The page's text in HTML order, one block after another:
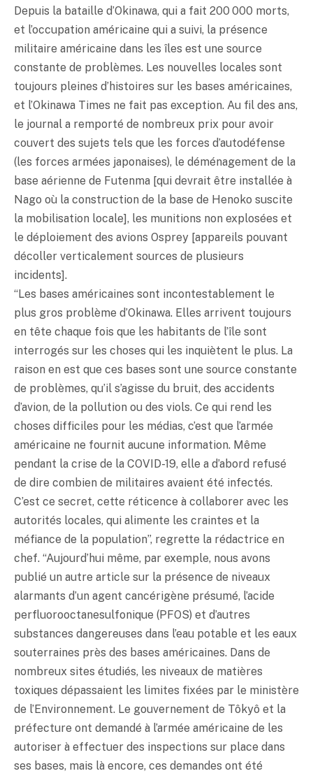
Depuis la bataille d’Okinawa, qui a fait 200 000 morts,
et l’occupation américaine qui a suivi, la présence
militaire américaine dans les îles est une source
constante de problèmes. Les nouvelles locales sont
toujours pleines d’histoires sur les bases américaines,
et l’Okinawa Times ne fait pas exception. Au fil des ans,
le journal a remporté de nombreux prix pour avoir
couvert des sujets tels que les forces d’autodéfense
(les forces armées japonaises), le déménagement de la
base aérienne de Futenma [qui devrait être installée à
Nago où la construction de la base de Henoko suscite
la mobilisation locale], les munitions non explosées et
le déploiement des avions Osprey [appareils pouvant
décoller verticalement sources de plusieurs
incidents].
“Les bases américaines sont incontestablement le
plus gros problème d’Okinawa. Elles arrivent toujours
en tête chaque fois que les habitants de l’île sont
interrogés sur les choses qui les inquiètent le plus. La
raison en est que ces bases sont une source constante
de problèmes, qu’il s’agisse du bruit, des accidents
d’avion, de la pollution ou des viols. Ce qui rend les
choses difficiles pour les médias, c’est que l’armée
américaine ne fournit aucune information. Même
pendant la crise de la COVID-19, elle a d’abord refusé
de dire combien de militaires avaient été infectés.
C’est ce secret, cette réticence à collaborer avec les
autorités locales, qui alimente les craintes et la
méfiance de la population”, regrette la rédactrice en
chef. “Aujourd’hui même, par exemple, nous avons
publié un autre article sur la présence de niveaux
alarmants d’un agent cancérigène présumé, l’acide
perfluorooctanesulfonique (PFOS) et d’autres
substances dangereuses dans l’eau potable et les eaux
souterraines près des bases américaines. Dans de
nombreux sites étudiés, les niveaux de matières
toxiques dépassaient les limites fixées par le ministère
de l’Environnement. Le gouvernement de Tôkyô et la
préfecture ont demandé à l’armée américaine de les
autoriser à effectuer des inspections sur place dans
ses bases, mais là encore, ces demandes ont été